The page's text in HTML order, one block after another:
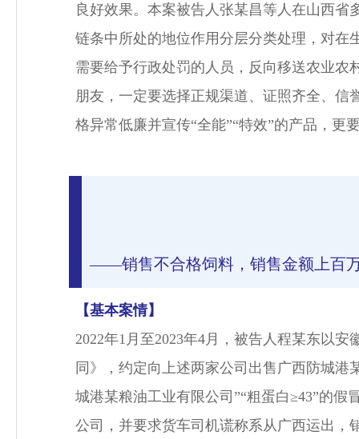
良好效果。本案被告人张某昌等人在山西
链条中所处的地位作用分层分类处理，对在
需要给予行政处罚的人员，反向移送农业
朋友，一定要选择正规渠道、证照齐全、
格异常低廉并宣传“全能”“特效”的产品，
——销售不合格饲料，销售金额上百
【基本案情】
2022年1月至2023年4月， 被告人程某东以安
同》，约定向上述两家公司出售广西防城港
城港某粮油工业有限公司”“粗蛋白≥43”的
公司，并要求货车司机谎称系从广西运出，